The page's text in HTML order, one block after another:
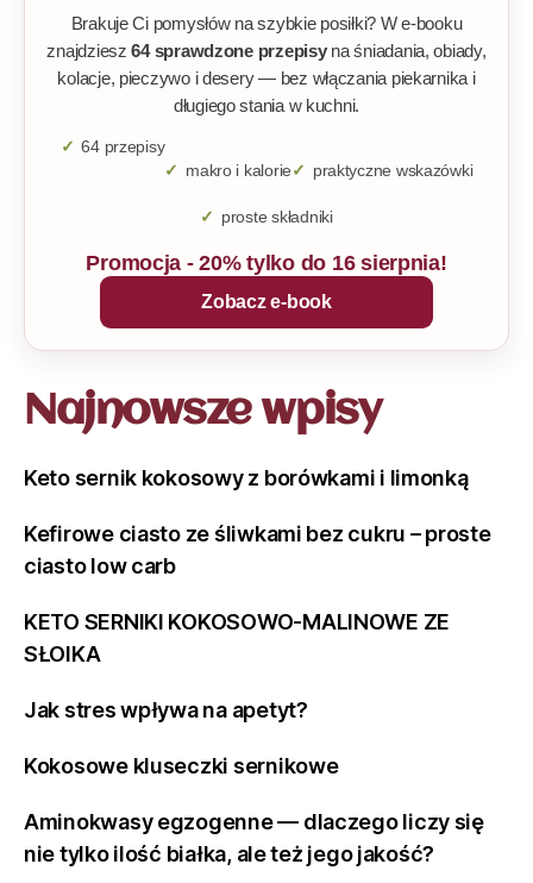
Brakuje Ci pomysłów na szybkie posiłki? W e-booku
znajdziesz64 sprawdzone przepisyna śniadania, obiady,
kolacje, pieczywo i desery — bez włączania piekarnika i
długiego stania w kuchni.
64 przepisy
makro i kalorie
praktyczne wskazówki
proste składniki
Promocja - 20% tylko do 16 sierpnia!
Zobacz e-book
Najnowsze wpisy
Keto sernik kokosowy z borówkami i limonką
Kefirowe ciasto ze śliwkami bez cukru – proste
ciasto low carb
KETO SERNIKI KOKOSOWO-MALINOWE ZE
SŁOIKA
Jak stres wpływa na apetyt?
Kokosowe kluseczki sernikowe
Aminokwasy egzogenne — dlaczego liczy się
nie tylko ilość białka, ale też jego jakość?